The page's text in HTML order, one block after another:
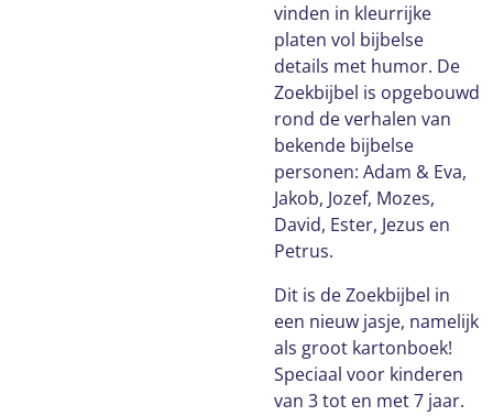
vinden in kleurrijke
platen vol bijbelse
details met humor. De
Zoekbijbel is opgebouwd
rond de verhalen van
bekende bijbelse
personen: Adam & Eva,
Jakob, Jozef, Mozes,
David, Ester, Jezus en
Petrus.
Dit is de Zoekbijbel in
een nieuw jasje, namelijk
als groot kartonboek!
Speciaal voor kinderen
van 3 tot en met 7 jaar.